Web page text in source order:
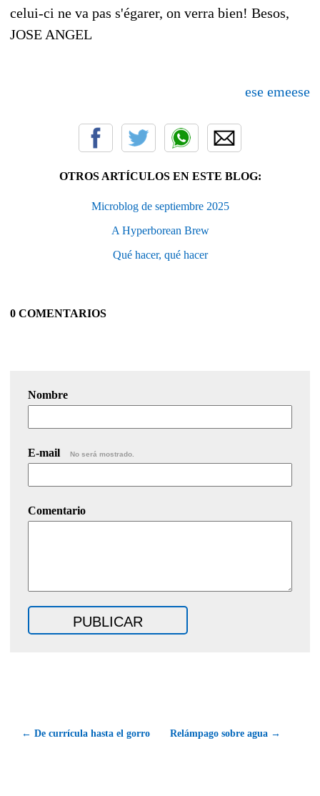
celui-ci ne va pas s'égarer, on verra bien! Besos,
JOSE ANGEL
ese emeese
OTROS ARTÍCULOS EN ESTE BLOG:
Microblog de septiembre 2025
A Hyperborean Brew
Qué hacer, qué hacer
0 COMENTARIOS
Nombre
E-mail No será mostrado.
Comentario
← De currícula hasta el gorro Relámpago sobre agua →